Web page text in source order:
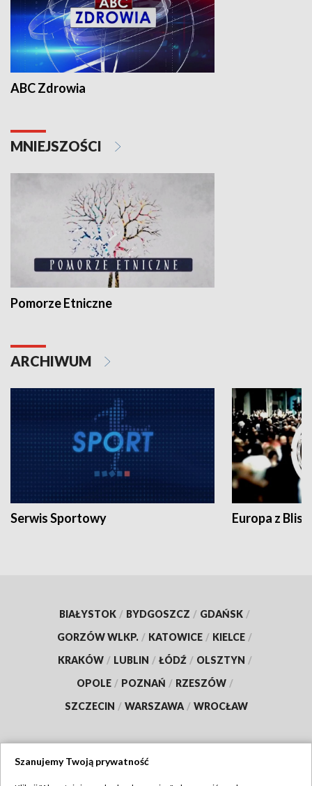
ABC Zdrowia
MNIEJSZOŚCI
Pomorze Etniczne
ARCHIWUM
Serwis Sportowy Europa z
BIAŁYSTOK / BYDGOSZCZ / GDAŃSK /
GORZÓW WLKP. / KATOWICE / KIELCE /
KRAKÓW / LUBLIN / ŁÓDŹ / OLSZTYN /
OPOLE / POZNAŃ / RZESZÓW /
SZCZECIN / WARSZAWA / WROCŁAW
Szanujemy Twoją prywatność